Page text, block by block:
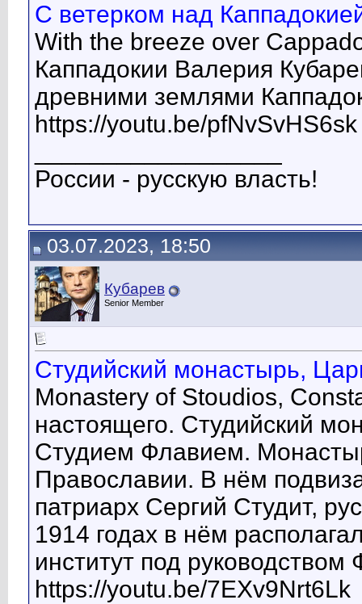
С ветерком над
With the breeze over
Каппадокии Валерия
древними землями
https://youtu.be/pfNvSvHS6sk
России - русскую власть!
03.07.2023, 18:50
Кубарев
Senior Member
Студийский монастырь,
Monastery of Stoudios,
настоящего. Студийский
Студием Флавием.
Православии. В нём
патриарх Сергий Студит,
1914 годах в нём
институт под руководством
https://youtu.be/7EXv9Nrt6Lk